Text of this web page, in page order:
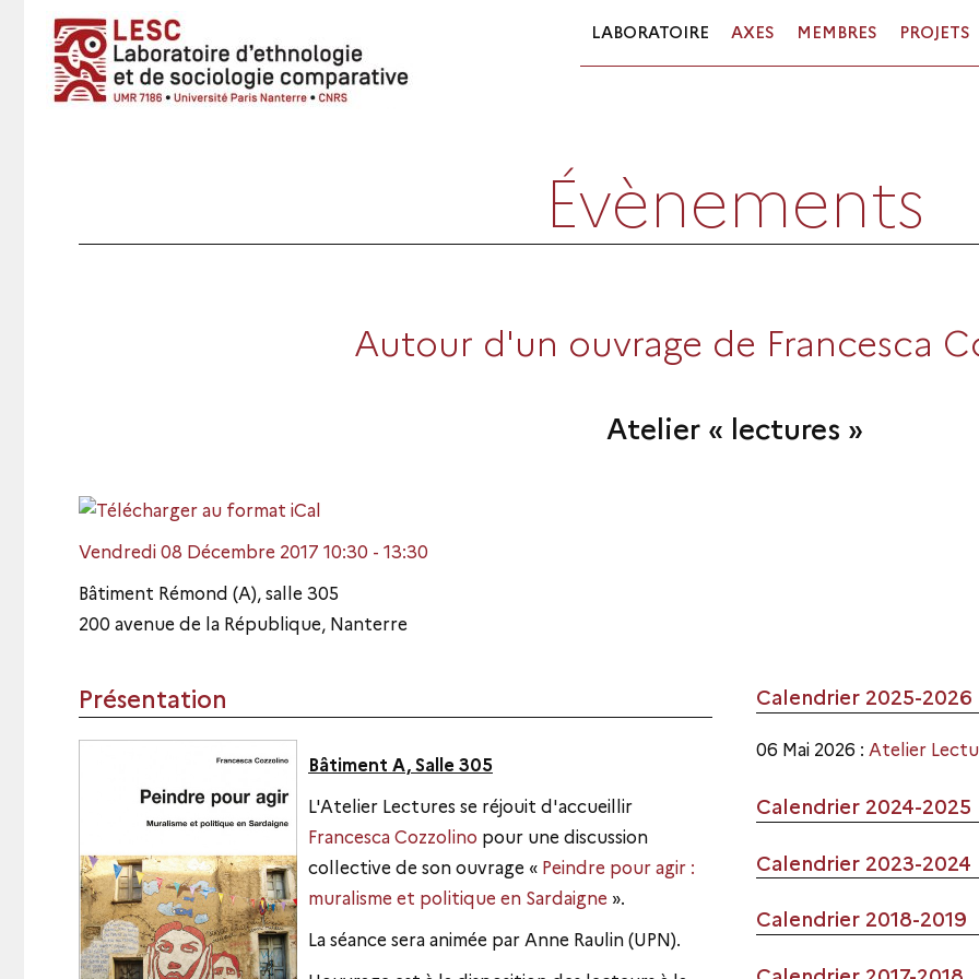
LABORATOIRE AXES MEMBRES PROJETS
Évènements
Autour d'un ouvrage de Francesca
Atelier « lectures »
Vendredi 08 Décembre 2017 10:30 - 13:30
Bâtiment Rémond (A), salle 305
200 avenue de la République, Nanterre
Présentation
Bâtiment A, Salle 305
L'Atelier Lectures se réjouit d'accueillir
Francesca Cozzolino pour une discussion
collective de son ouvrage « Peindre pour agir :
muralisme et politique en Sardaigne ».
La séance sera animée par Anne Raulin (UPN).
Calendrier 2025-2026
06 Mai 2026 : Atelier
Calendrier 2024-2025
Calendrier 2023-2024
Calendrier 2018-2019